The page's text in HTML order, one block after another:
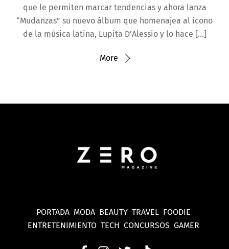
que le permiten marcar tendencias y ahora lanza
“Mudanzas” su nuevo álbum que homenajea al ícono
de la música latina, Lupita D’Alessio y lo hace […]
More
PORTADA MODA BEAUTY TRAVEL FOODIE
ENTRETENIMIENTO TECH CONCURSOS GAMER